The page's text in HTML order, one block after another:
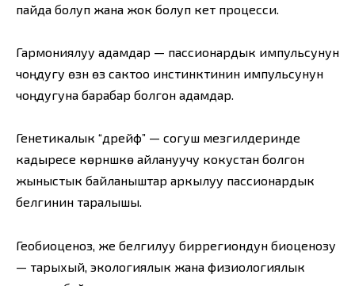
пайда болуп жана жок болуп кетүү процесси.
Гармониялуу адамдар — пассионардык импульсунун
чоңдугу өзүн өзү сактоо инстинктинин импульсунун
чоңдугуна барабар болгон адамдар.
Генетикалык “дрейф” — согуш мезгилдеринде
кадыресе көрүнүшкө айлануучу кокустан болгон
жыныстык байланыштар аркылуу пассионардык
белгинин таралышы.
Геобиоценоз, же белгилуу биррегиондун биоценозу
— тарыхый, экологиялык жана физиологиялык